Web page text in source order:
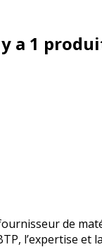
a 1
de
l’expertise